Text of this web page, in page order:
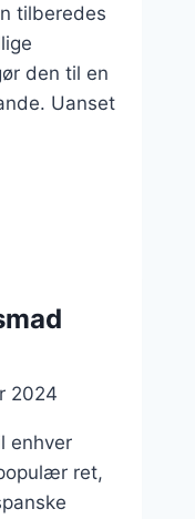
tilberedes
den til en
Uanset
2024
enhver
ret,